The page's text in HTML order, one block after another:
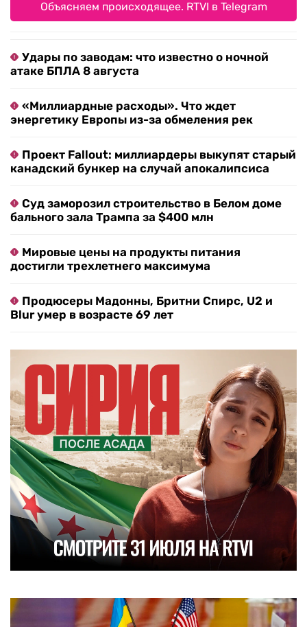
Объясняем происходящее. RTVI в Telegram
Удары по заводам: что известно о ночной
атаке БПЛА 8 августа
«Миллиардные расходы». Что ждет
энергетику Европы из-за обмеления рек
Проект Fallout: миллиардеры выкупят старый
канадский бункер на случай апокалипсиса
Суд заморозил строительство в Белом доме
бального зала Трампа за $400 млн
Мировые цены на продукты питания
достигли трехлетнего максимума
Продюсеры Мадонны, Бритни Спирс, U2 и
Blur умер в возрасте 69 лет